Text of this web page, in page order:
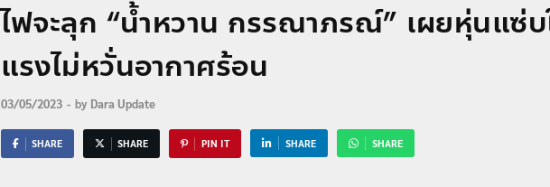
ไฟจะลุก “น้ำหวาน กรรณาภรณ์” เผยหุ่นแซ่
แรงไม่หวั่นอากาศร้อน
03/05/2023 - by Dara Update
SHARE SHARE PIN IT SHARE SHARE